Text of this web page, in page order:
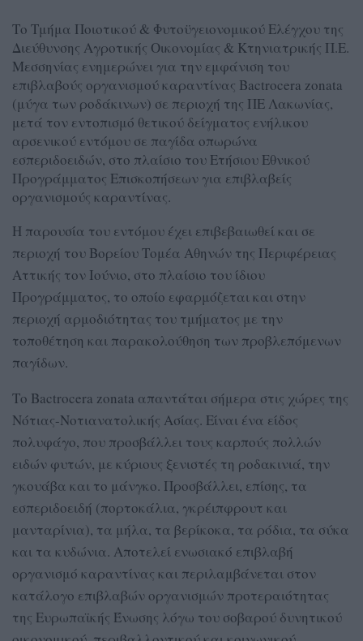
Το Τμήμα Ποιοτικού & Φυτοϋγειονομικού Ελέγχου της
Διεύθυνσης Αγροτικής Οικονομίας & Κτηνιατρικής Π.Ε.
Μεσσηνίας ενημερώνει για την εμφάνιση του
επιβλαβούς οργανισμού καραντίνας Bactrocera zonata
(μύγα των ροδάκινων) σε περιοχή της ΠΕ Λακωνίας,
μετά τον εντοπισμό θετικού δείγματος ενήλικου
αρσενικού εντόμου σε παγίδα οπωρώνα
εσπεριδοειδών, στο πλαίσιο του Ετήσιου Εθνικού
Προγράμματος Επισκοπήσεων για επιβλαβείς
οργανισμούς καραντίνας.
Η παρουσία του εντόμου έχει επιβεβαιωθεί και σε
περιοχή του Βορείου Τομέα Αθηνών της Περιφέρειας
Αττικής τον Ιούνιο, στο πλαίσιο του ίδιου
Προγράμματος, το οποίο εφαρμόζεται και στην
περιοχή αρμοδιότητας του τμήματος με την
τοποθέτηση και παρακολούθηση των προβλεπόμενων
παγίδων.
Το Bactrocera zonata απαντάται σήμερα στις χώρες της
Νότιας-Νοτιανατολικής Ασίας. Είναι ένα είδος
πολυφάγο, που προσβάλλει τους καρπούς πολλών
ειδών φυτών, με κύριους ξενιστές τη ροδακινιά, την
γκουάβα και το μάνγκο. Προσβάλλει, επίσης, τα
εσπεριδοειδή (πορτοκάλια, γκρέιπφρουτ και
μανταρίνια), τα μήλα, τα βερίκοκα, τα ρόδια, τα σύκα
και τα κυδώνια. Αποτελεί ενωσιακό επιβλαβή
οργανισμό καραντίνας και περιλαμβάνεται στον
κατάλογο επιβλαβών οργανισμών προτεραιότητας
της Ευρωπαϊκής Ένωσης λόγω του σοβαρού δυνητικού